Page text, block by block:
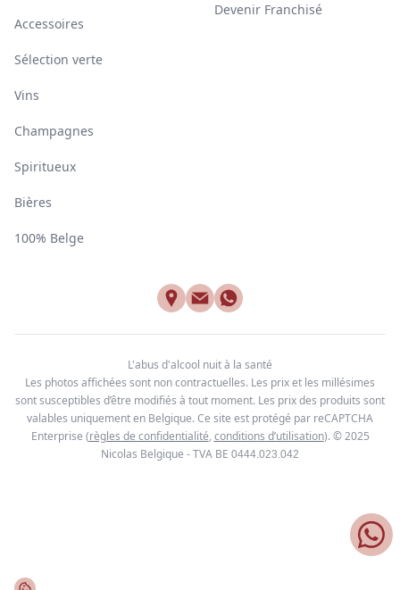
Accessoires
Sélection verte
Vins
Champagnes
Spiritueux
Bières
100% Belge
Devenir Franchisé
L'abus d'alcool nuit à la santé
Les photos affichées sont non contractuelles. Les prix et les millésimes
sont susceptibles d’être modifiés à tout moment. Les prix des produits sont
valables uniquement en Belgique. Ce site est protégé par reCAPTCHA
Enterprise (règles de confidentialité, conditions d’utilisation). © 2025
Nicolas Belgique - TVA BE 0444.023.042